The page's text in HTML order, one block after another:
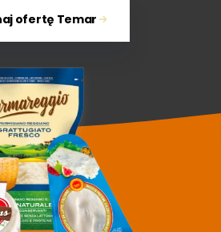
ofertę Temar